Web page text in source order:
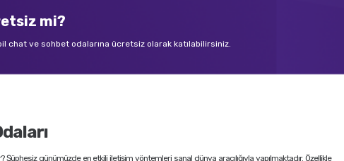
mi?
chat ve sohbet odalarına ücretsiz olarak katılabilirsiniz.
Şüphesiz günümüzde en etkili iletişim yöntemleri sanal dünya aracılığıyla yapılmaktadır. Özellikle